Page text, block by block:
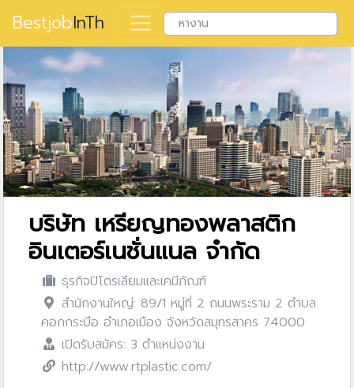
BestjobInTh
บริษัท เหรียญทองพลาสติก
อินเตอร์เนชั่นแนล จำกัด
ธุรกิจปิโตรเลียมและเคมีภัณฑ์
สำนักงานใหญ่: 89/1 หมู่ที่ 2 ถนนพระราม 2 ตำบล
คอกกระบือ อำเภอเมือง จังหวัดสมุทรสาคร 74000
เปิดรับสมัคร: 3 ตำแหน่งงาน
http://www.rtplastic.com/